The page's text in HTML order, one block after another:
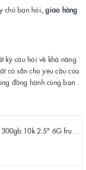
chủ bạn hỏi,giao hàng
kỳ câu hỏi về khả năng
có sẵn cho yêu cầu của
đồng hành cùng bạn .
13995 Ổ cứng HDD sas IBM 300gb 10k 2.5" 6G fru 44W2265 opt 44W2264 pn 44W2268 ST9300503SS